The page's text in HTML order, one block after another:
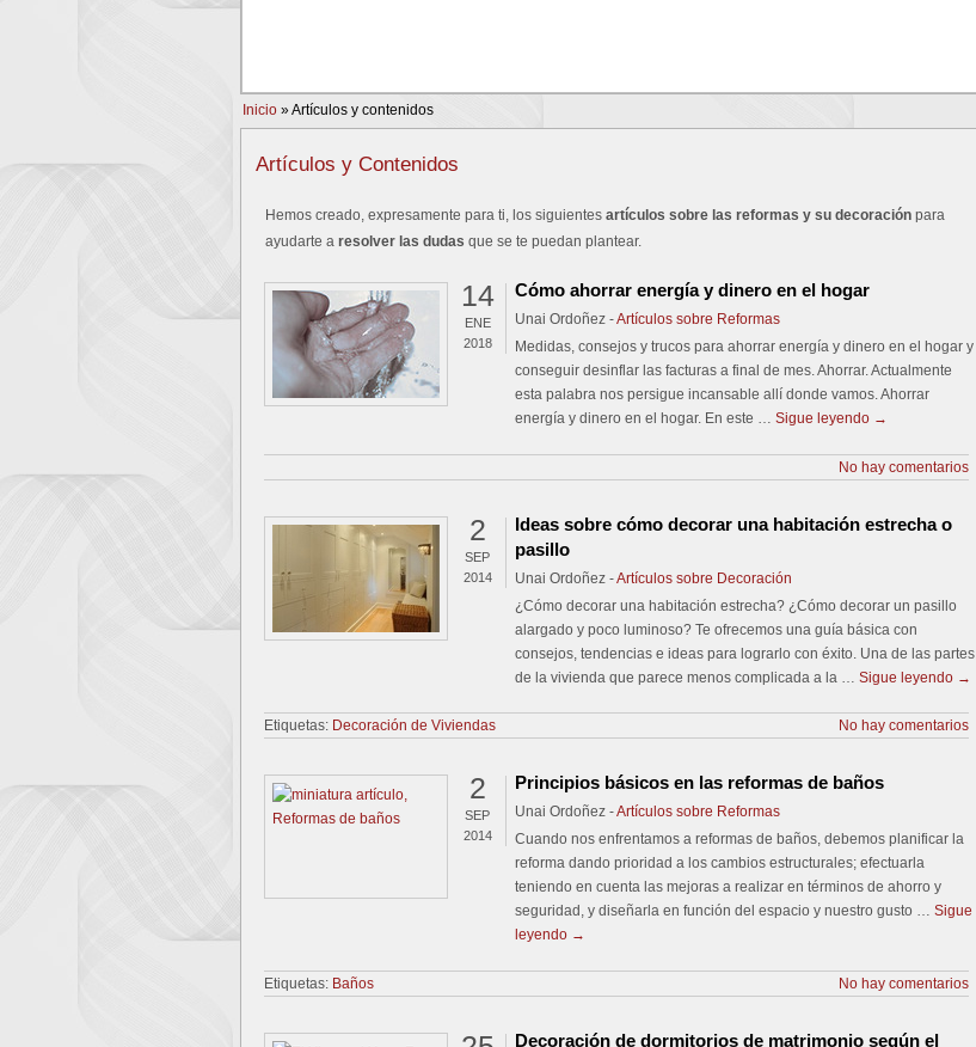
Inicio »Artículos y contenidos
Artículos y Contenidos
Hemos creado, expresamente para ti, los siguientes artículos sobre las reformas y su decoración para
ayudarte a resolver las dudas que se te puedan plantear.
14
ENE
2018
Cómo ahorrar energía y dinero en el hogar
Unai Ordoñez -Artículos sobre Reformas
Medidas, consejos y trucos para ahorrar energía y dinero en el hogar y
conseguir desinflar las facturas a final de mes. Ahorrar. Actualmente
esta palabra nos persigue incansable allí donde vamos. Ahorrar
energía y dinero en el hogar. En este … Sigue leyendo →
No hay comentarios
2
SEP
2014
Ideas sobre cómo decorar una habitación estrecha o
pasillo
Unai Ordoñez -Artículos sobre Decoración
¿Cómo decorar una habitación estrecha? ¿Cómo decorar un pasillo
alargado y poco luminoso? Te ofrecemos una guía básica con
consejos, tendencias e ideas para lograrlo con éxito. Una de las partes
de la vivienda que parece menos complicada a la … Sigue leyendo →
Etiquetas: Decoración de Viviendas No hay comentarios
2
SEP
2014
Principios básicos en las reformas de baños
Unai Ordoñez -Artículos sobre Reformas
Cuando nos enfrentamos a reformas de baños, debemos planificar la
reforma dando prioridad a los cambios estructurales; efectuarla
teniendo en cuenta las mejoras a realizar en términos de ahorro y
seguridad, y diseñarla en función del espacio y nuestro gusto … Sigue
leyendo →
Etiquetas: Baños No hay comentarios
Decoración de dormitorios de matrimonio según el